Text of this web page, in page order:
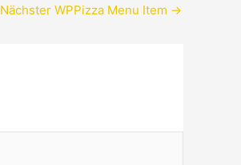
Nächster WPPizza Menu Item →